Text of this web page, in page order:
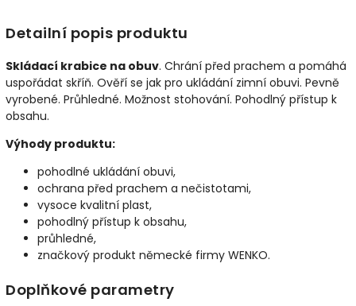
Detailní popis produktu
Skládací krabice na obuv. Chrání před prachem a pomáhá
uspořádat skříň. Ověří se jak pro ukládání zimní obuvi. Pevně
vyrobené. Průhledné. Možnost stohování. Pohodlný přístup k
obsahu.
Výhody produktu:
pohodlné ukládání obuvi,
ochrana před prachem a nečistotami,
vysoce kvalitní plast,
pohodlný přístup k obsahu,
průhledné,
značkový produkt německé firmy WENKO.
Doplňkové parametry